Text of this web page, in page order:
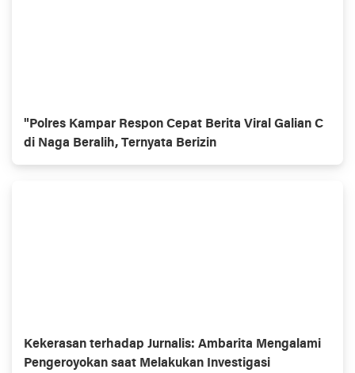
"Polres Kampar Respon Cepat Berita Viral Galian C
di Naga Beralih, Ternyata Berizin
Kekerasan terhadap Jurnalis: Ambarita Mengalami
Pengeroyokan saat Melakukan Investigasi